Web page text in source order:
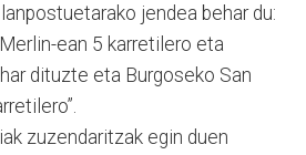
jendea behar du:
ean 5 karretilero eta
dituzte eta Burgoseko San
zuzendaritzak egin duen